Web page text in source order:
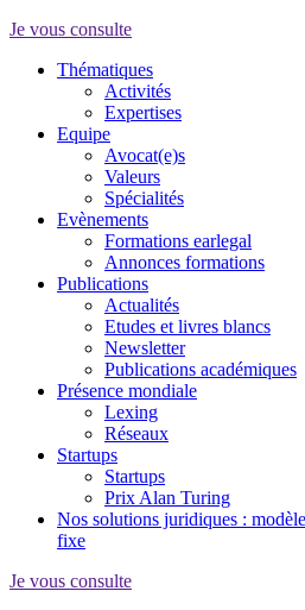
Je vous consulte
Thématiques
Activités
Expertises
Equipe
Avocat(e)s
Valeurs
Spécialités
Evènements
Formations earlegal
Annonces formations
Publications
Actualités
Etudes et livres blancs
Newsletter
Publications académiques
Présence mondiale
Lexing
Réseaux
Startups
Startups
Prix Alan Turing
Nos solutions juridiques :
fixe
Je vous consulte